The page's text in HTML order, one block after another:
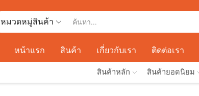
หมวดหมู่สินค้า
หน้าแรก สินค้า เกี่ยวกับเรา ติดต่อเรา
สินค้าหลัก สินค้ายอดนิยม